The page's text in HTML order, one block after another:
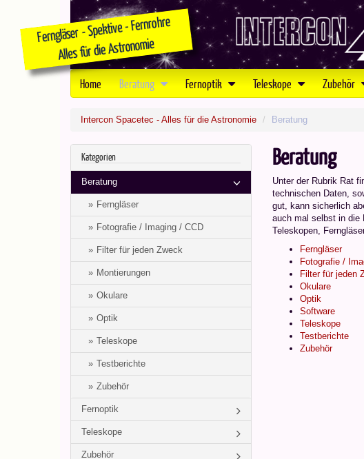
Home Beratung Fernoptik Teleskope Zubehör
Intercon Spacetec - Alles für die Astronomie Beratung
Kategorien
Beratung
Ferngläser
Fotografie / Imaging / CCD
Filter für jeden Zweck
Montierungen
Okulare
Optik
Teleskope
Testberichte
Zubehör
Fernoptik
Teleskope
Zubehör
Beratung
Unter der Rubrik Rat
technischen Daten,
gut, kann sicherlich
auch mal selbst in die
Teleskopen,
Ferngläser
Fotografie /
Filter für jeden
Okulare
Optik
Software
Teleskope
Testberichte
Zubehör